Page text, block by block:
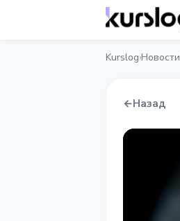
Kurslog›Новости
←Назад